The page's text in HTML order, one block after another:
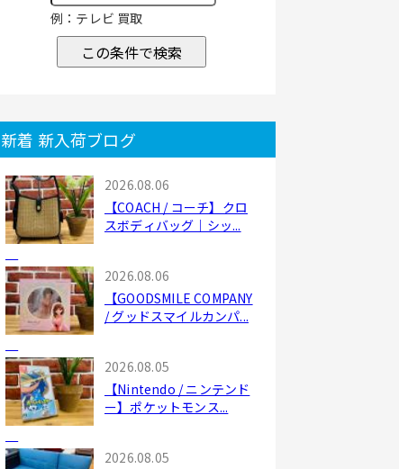
例：テレビ 買取
この条件で検索
新着 新入荷ブログ
2026.08.06
【COACH / コーチ】クロ
スボディバッグ｜シッ...
2026.08.06
【GOODSMILE COMPANY
/ グッドスマイルカンパ...
2026.08.05
【Nintendo / ニンテンド
ー】ポケットモンス...
2026.08.05